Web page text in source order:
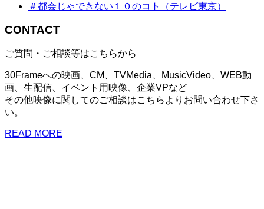
＃都会じゃできない１０のコト（テレビ東京）
CONTACT
ご質問・ご相談等はこちらから
30Frameへの映画、CM、TVMedia、MusicVideo、WEB動
画、生配信、イベント用映像、企業VPなど
その他映像に関してのご相談はこちらよりお問い合わせ下さ
い。
READ MORE